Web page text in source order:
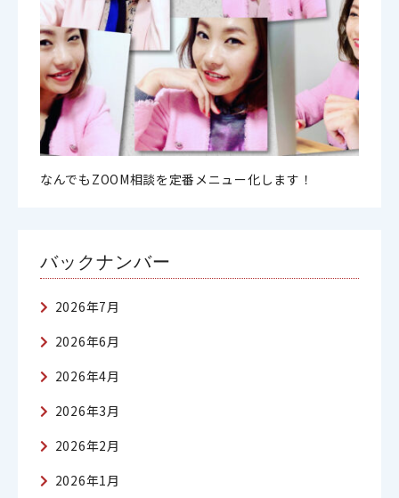
なんでもZOOM相談を定番メニュー化します！
バックナンバー
2026年7月
2026年6月
2026年4月
2026年3月
2026年2月
2026年1月